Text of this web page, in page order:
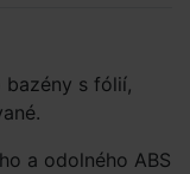
bazény s fólií,
a odolného ABS